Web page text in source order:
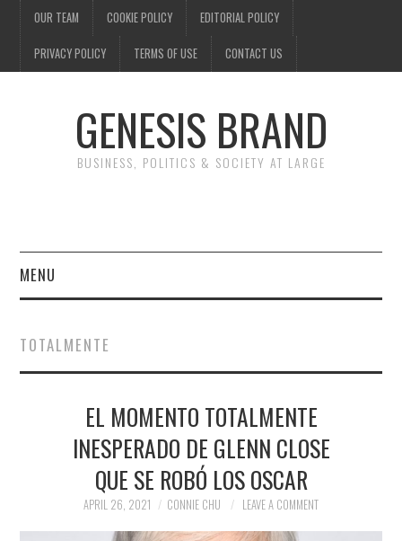
OUR TEAM COOKIE POLICY EDITORIAL POLICY
PRIVACY POLICY TERMS OF USE CONTACT US
GENESIS BRAND
BUSINESS, POLITICS & SOCIETY AT LARGE
MENU
FINANCE
POLITICS
SOCIETY
TOTALMENTE
EL MOMENTO TOTALMENTE
INESPERADO DE GLENN CLOSE
QUE SE ROBÓ LOS OSCAR
APRIL 26, 2021 CONNIE CHU LEAVE A COMMENT